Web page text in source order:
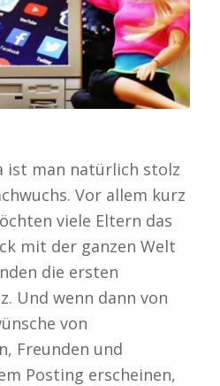
ist man natürlich stolz
Vor allem kurz
viele Eltern das
mit der ganzen Welt
die ersten
Und wenn dann von
von
Freunden und
Posting erscheinen,